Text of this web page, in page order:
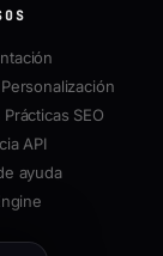
SEO
API
ayuda